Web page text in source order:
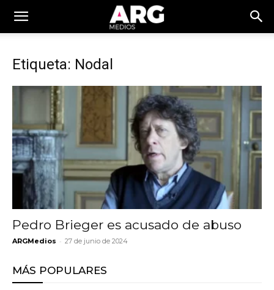
Etiqueta: Nodal
Pedro Brieger es acusado de abuso
ARGMedios - 27 de junio de 2024
MÁS POPULARES